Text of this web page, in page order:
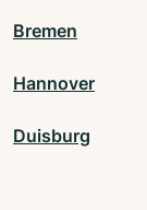
Bremen
Hannover
Duisburg